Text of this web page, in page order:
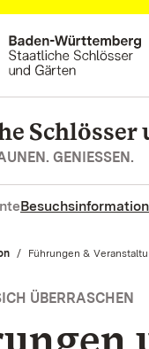
GENIESSEN.
Besuchsinformation
Aktuell:
Führungen &
ÜBERRASCHEN